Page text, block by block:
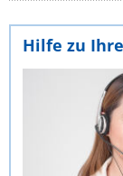
Hilfe zu